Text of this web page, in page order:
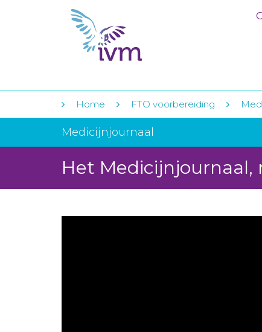
Home FTO voorbereiding
Medicijnjournaal
Het Medicijnjournaal,